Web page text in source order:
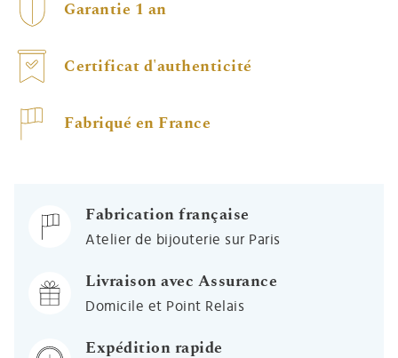
Garantie 1 an
Certificat d'authenticité
Fabriqué en France
Fabrication française
Atelier de bijouterie sur Paris
Livraison avec Assurance
Domicile et Point Relais
Expédition rapide